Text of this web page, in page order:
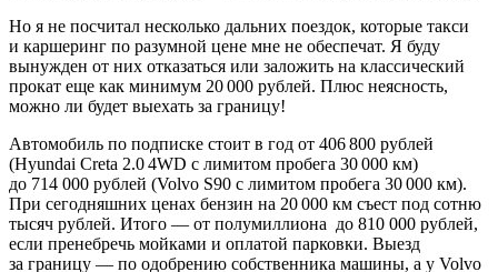
Но я не посчитал несколько дальних поездок, которые такси
и каршеринг по разумной цене мне не обеспечат. Я буду
вынужден от них отказаться или заложить на классический
прокат еще как минимум 20 000 рублей. Плюс неясность,
можно ли будет выехать за границу!
Автомобиль по подписке стоит в год от 406 800 рублей
(Hyundai Creta 2.0 4WD с лимитом пробега 30 000 км)
до 714 000 рублей (Volvo S90 с лимитом пробега 30 000 км).
При сегодняшних ценах бензин на 20 000 км съест под сотню
тысяч рублей. Итого — от полумиллиона ­ до 810 000 рублей,
если пренебречь мойками и оплатой парковки. Выезд
за границу — по одобрению собственника машины, а у Volvo